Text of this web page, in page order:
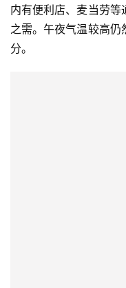
内有便利店、麦当劳
之需。午夜气温较高仍
分。